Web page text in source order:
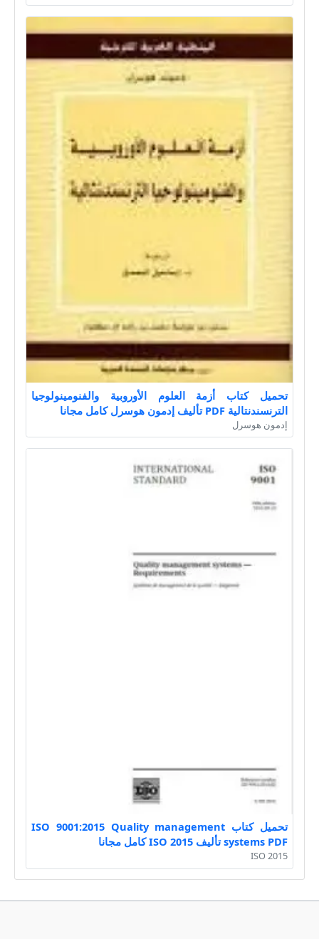
تحميل كتاب أزمة العلوم الأوروبية والفنومينولوجيا
الترنسندنتالية PDF تأليف إدمون هوسرل كامل مجانا
إدمون هوسرل
تحميل كتاب ISO 9001:2015 Quality management
systems PDF تأليف ISO 2015 كامل مجانا
ISO 2015